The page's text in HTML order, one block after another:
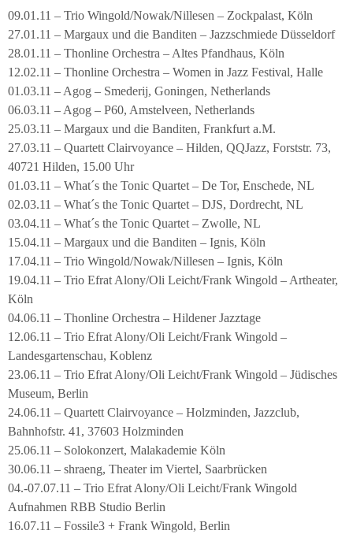
09.01.11 – Trio Wingold/Nowak/Nillesen – Zockpalast, Köln
27.01.11 – Margaux und die Banditen – Jazzschmiede Düsseldorf
28.01.11 – Thonline Orchestra – Altes Pfandhaus, Köln
12.02.11 – Thonline Orchestra – Women in Jazz Festival, Halle
01.03.11 – Agog – Smederij, Goningen, Netherlands
06.03.11 – Agog – P60, Amstelveen, Netherlands
25.03.11 – Margaux und die Banditen, Frankfurt a.M.
27.03.11 – Quartett Clairvoyance – Hilden, QQJazz, Forststr. 73,
40721 Hilden, 15.00 Uhr
01.03.11 – What´s the Tonic Quartet – De Tor, Enschede, NL
02.03.11 – What´s the Tonic Quartet – DJS, Dordrecht, NL
03.04.11 – What´s the Tonic Quartet – Zwolle, NL
15.04.11 – Margaux und die Banditen – Ignis, Köln
17.04.11 – Trio Wingold/Nowak/Nillesen – Ignis, Köln
19.04.11 – Trio Efrat Alony/Oli Leicht/Frank Wingold – Artheater,
Köln
04.06.11 – Thonline Orchestra – Hildener Jazztage
12.06.11 – Trio Efrat Alony/Oli Leicht/Frank Wingold –
Landesgartenschau, Koblenz
23.06.11 – Trio Efrat Alony/Oli Leicht/Frank Wingold – Jüdisches
Museum, Berlin
24.06.11 – Quartett Clairvoyance – Holzminden, Jazzclub,
Bahnhofstr. 41, 37603 Holzminden
25.06.11 – Solokonzert, Malakademie Köln
30.06.11 – shraeng, Theater im Viertel, Saarbrücken
04.-07.07.11 – Trio Efrat Alony/Oli Leicht/Frank Wingold
Aufnahmen RBB Studio Berlin
16.07.11 – Fossile3 + Frank Wingold, Berlin